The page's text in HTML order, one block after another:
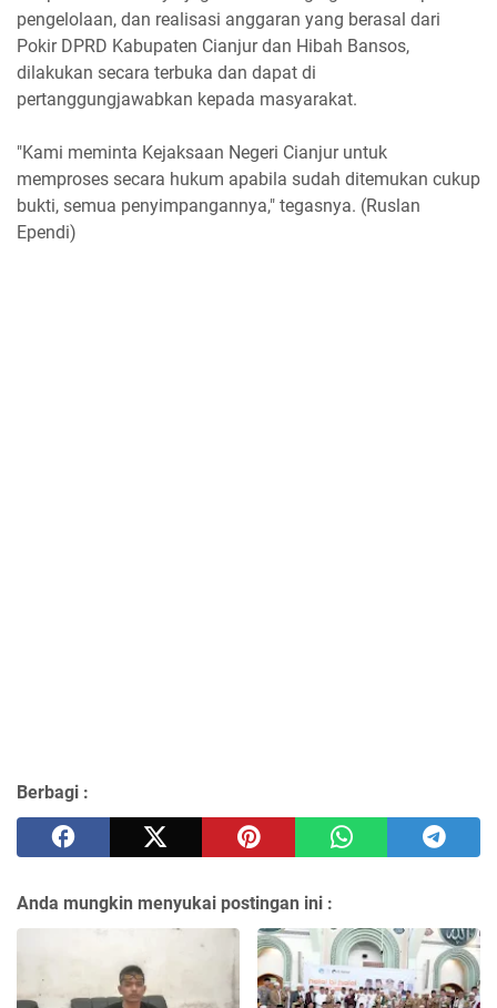
pengelolaan, dan realisasi anggaran yang berasal dari
Pokir DPRD Kabupaten Cianjur dan Hibah Bansos,
dilakukan secara terbuka dan dapat di
pertanggungjawabkan kepada masyarakat.
"Kami meminta Kejaksaan Negeri Cianjur untuk
memproses secara hukum apabila sudah ditemukan cukup
bukti, semua penyimpangannya," tegasnya. (Ruslan
Ependi)
Berbagi :
Anda mungkin menyukai postingan ini :